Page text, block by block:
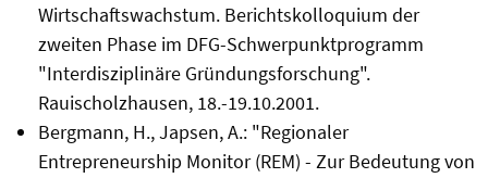
Wirtschaftswachstum. Berichtskolloquium der
zweiten Phase im DFG-Schwerpunktprogramm
"Interdisziplinäre Gründungsforschung".
Rauischolzhausen, 18.-19.10.2001.
Bergmann, H., Japsen, A.: "Regionaler
Entrepreneurship Monitor (REM) - Zur Bedeutung von